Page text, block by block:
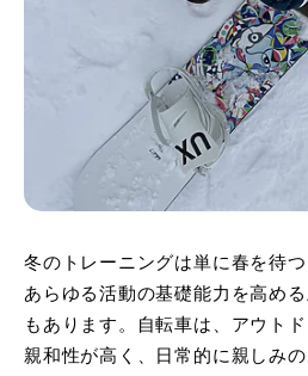
冬のトレーニングは単に春を待つ
あらゆる活動の基礎能力を高め
もあります。自転車は、アウト
親和性が高く、日常的に親しみ